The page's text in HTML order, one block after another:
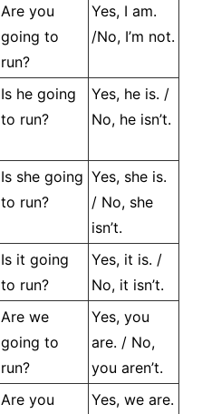
Are you
going to
run?
Yes, I am.
/No, I’m not.
Is he going
to run?
Yes, he is. /
No, he isn’t.
Is she going
to run?
Yes, she is.
/ No, she
isn’t.
Is it going
to run?
Yes, it is. /
No, it isn’t.
Are we
going to
run?
Yes, you
are. / No,
you aren’t.
Are you
Yes, we are.